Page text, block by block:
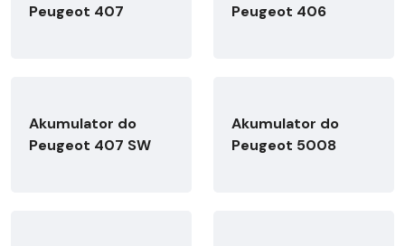
Peugeot 407 Peugeot 406
Akumulator do
Peugeot 407 SW
Akumulator do
Peugeot 5008